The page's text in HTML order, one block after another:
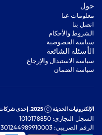
‫حول‬
معلومات عنا
اتصل بنا
‫الشروط والأحكام‬
‫سياسة الخصوصية‬
‫الأسئلة الشائعة‬
‫سياسة الاستبدال والإرجاع‬
‫سياسة الضمان‬
الإلكترونيات الحديثة 2025. إحدى شركات مجموعة الفيصلية
السجل التجاري: 1010178850
الرقم الضريبي: 301244989910003